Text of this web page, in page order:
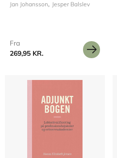
Jan Johansson Jesper Balslev
Fra
269,95 KR.